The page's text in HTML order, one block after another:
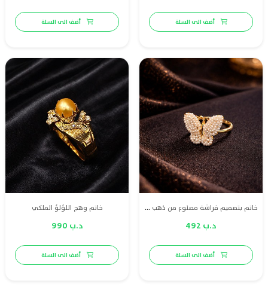
أضف الى السلة أضف الى السلة
خاتم بتصميم فراشة مصنوع من ذهب عيار 21، مزين بلؤلؤ طبيعي بحريني فاخر، يجسد الأناقة والأنوثة في قطعة فريدة مستوحاة من جمال الطبيعة.
د.ب 492
أضف الى السلة
خاتم وهج اللؤلؤ الملكي
د.ب 990
أضف الى السلة